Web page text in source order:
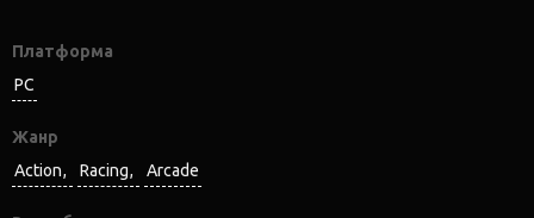
Платформа
PC
Жанр
Action
Racing Arcade